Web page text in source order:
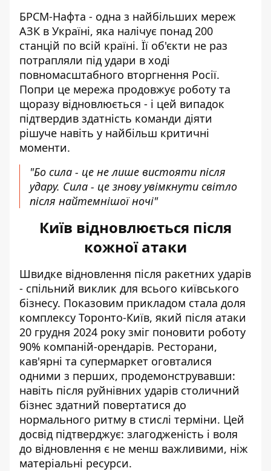
БРСМ-Нафта - одна з найбільших мереж
АЗК в Україні, яка налічує понад 200
станцій по всій країні. Її об'єкти не раз
потрапляли під удари в ході
повномасштабного вторгнення Росії.
Попри це мережа продовжує роботу та
щоразу відновлюється - і цей випадок
підтвердив здатність команди діяти
рішуче навіть у найбільш критичні
моменти.
"Бо сила - це не лише вистояти після
удару. Сила - це знову увімкнути світло
після найтемнішої ночі"
Київ відновлюється після
кожної атаки
Швидке відновлення після ракетних ударів
- спільний виклик для всього київського
бізнесу. Показовим прикладом стала доля
комплексу Торонто-Київ, який після атаки
20 грудня 2024 року зміг поновити роботу
90% компаній-орендарів. Ресторани,
кав'ярні та супермаркет оговталися
одними з перших, продемонструвавши:
навіть після руйнівних ударів столичний
бізнес здатний повертатися до
нормального ритму в стислі терміни. Цей
досвід підтверджує: злагодженість і воля
до відновлення є не менш важливими, ніж
матеріальні ресурси.